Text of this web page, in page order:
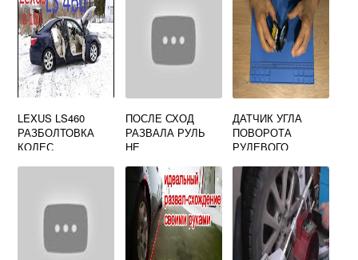
LEXUS LS460
РАЗБОЛТОВКА
КОЛЕС
ПОСЛЕ СХОД
РАЗВАЛА РУЛЬ
НЕ
ДАТЧИК УГЛА
ПОВОРОТА
РУЛЕВОГО
РАВ4 2017Г